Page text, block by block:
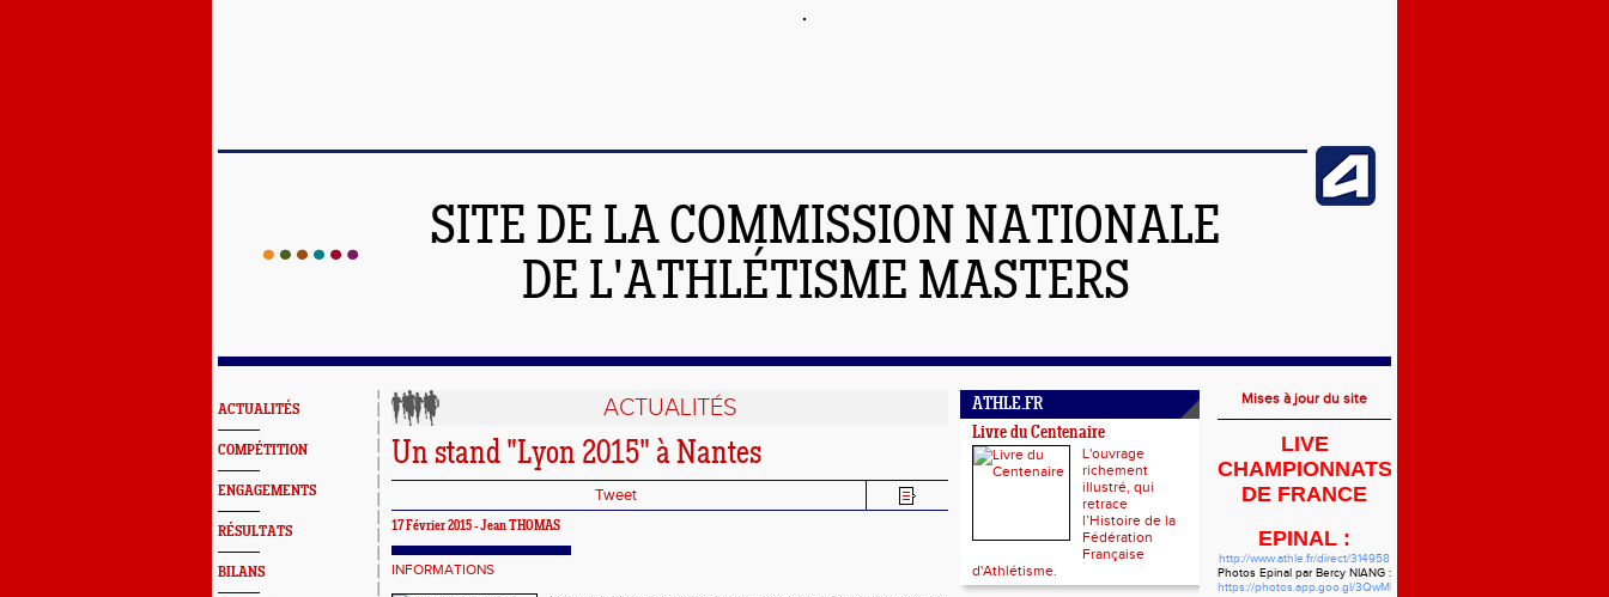
SITE DE LA COMMISSION NATIONALE
DE L'ATHLÉTISME MASTERS
ACTUALITÉS
COMPÉTITION
ENGAGEMENTS
RÉSULTATS
BILANS
ACTUALITÉS
Un stand "Lyon 2015" à Nantes
Tweet
17 Février 2015 - Jean THOMAS
INFORMATIONS
ATHLE.FR
Livre du Centenaire
L'ouvrage
richement
illustré, qui
retrace
l’Histoire de la
Fédération
Française
d'Athlétisme.
Mises à jour du site
LIVE
CHAMPIONNATS
DE FRANCE
EPINAL :
http://www.athle.fr/direct/314958
Photos Epinal par Bercy NIANG :
https://photos.app.goo.gl/3QwMbzgWHVdYf5pw7